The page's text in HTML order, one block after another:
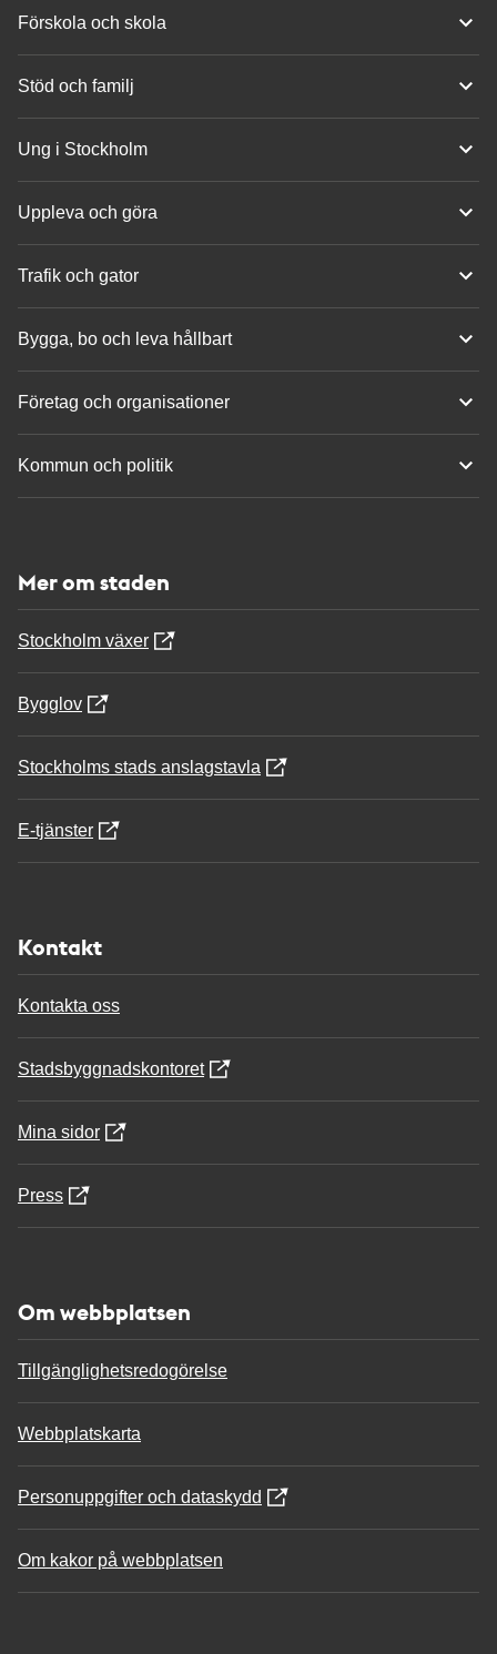
Förskola och skola
Stöd och familj
Ung i Stockholm
Uppleva och göra
Trafik och gator
Bygga, bo och leva hållbart
Företag och organisationer
Kommun och politik
Mer om staden
Stockholm växer
Bygglov
Stockholms stads anslagstavla
E-tjänster
Kontakt
Kontakta oss
Stadsbyggnadskontoret
Mina sidor
Press
Om webbplatsen
Tillgänglighetsredogörelse
Webbplatskarta
Personuppgifter och dataskydd
Om kakor på webbplatsen